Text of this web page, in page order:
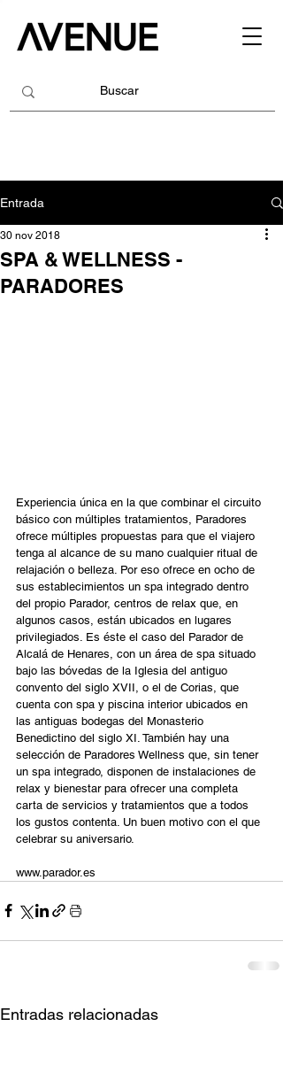
Entrada
SPA & WELLNESS -
PARADORES
30 nov 2018
Experiencia única en la que combinar el circuito
básico con múltiples tratamientos, Paradores
ofrece múltiples propuestas para que el viajero
tenga al alcance de su mano cualquier ritual de
relajación o belleza. Por eso ofrece en ocho de
sus establecimientos un spa integrado dentro
del propio Parador, centros de relax que, en
algunos casos, están ubicados en lugares
privilegiados. Es éste el caso del Parador de
Alcalá de Henares, con un área de spa situado
bajo las bóvedas de la Iglesia del antiguo
convento del siglo XVII, o el de Corias, que
cuenta con spa y piscina interior ubicados en
las antiguas bodegas del Monasterio
Benedictino del siglo XI. También hay una
selección de Paradores Wellness que, sin tener
un spa integrado, disponen de instalaciones de
relax y bienestar para ofrecer una completa
carta de servicios y tratamientos que a todos
los gustos contenta. Un buen motivo con el que
celebrar su aniversario.
www.parador.es
Entradas relacionadas